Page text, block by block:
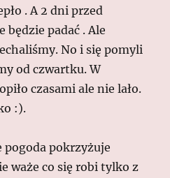
. A 2 dni przed
będzie padać . Ale
No i się pomyli
od czwartku. W
czasami ale nie lało.
:).
pogoda pokrzyżuje
waże co się robi tylko z